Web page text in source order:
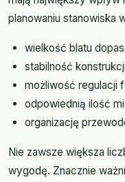
planowaniu stanowiska
wielkość blatu
stabilność
możliwość regulacji
odpowiednią ilość
organizację
Nie zawsze większa
wygodę. Znacznie